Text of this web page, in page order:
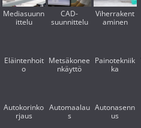
Mediasuunn
ittelu
CAD-
suunnittelu
Viherrakent
aminen
Eläintenhoit
o
Metsäkonee
nkäyttö
Painotekniik
ka
Autokorinko
rjaus
Automaalau
s
Autonasenn
us